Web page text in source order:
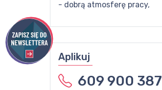
- dobrą atmosferę pracy,
Aplikuj
609 900 387